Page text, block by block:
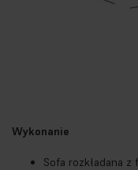
Wykonanie
Sofa rozkładana z